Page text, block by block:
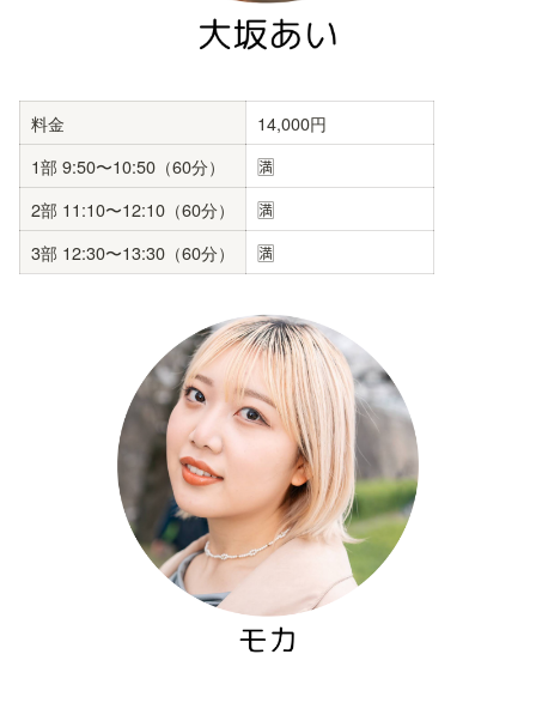
料金
14,000円
1部 9:50〜10:50（60分）
🈵
2部 11:10〜12:10（60分）
🈵
3部 12:30〜13:30（60分）
🈵